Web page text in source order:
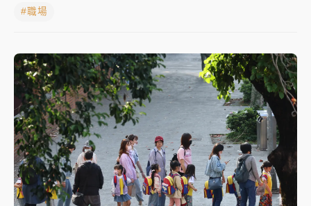
暑假過三周才推「E宿新北打卡趣」！抽獎程序複雜 觀
旅局回應了
中信慈善基金會想增加董事人數！辜仲諒向法院聲請遭
駁 理由曝光
故宮《龍藏經》特展第2檔！今線上預約開賣一度塞車
周六起展出延長至晚上7時
台東農業處長涉圖利渡假村！東檢抗告成功 今重開羈
#職場